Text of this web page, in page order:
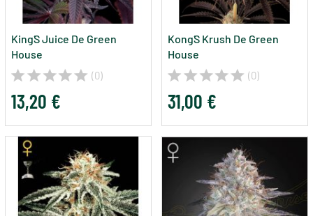
King´s Juice De Green
House
(0)
13,20 €
Kong´s Krush De Green
House
(0)
31,00 €